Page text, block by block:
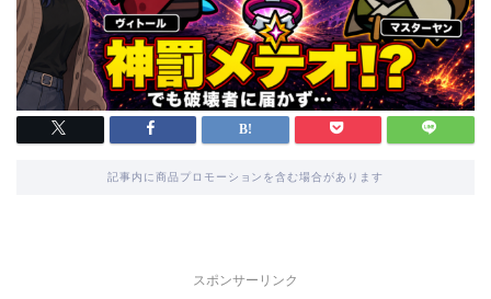
記事内に商品プロモーションを含む場合があります
スポンサーリンク